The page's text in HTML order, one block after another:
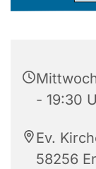
- 19:30
Ev.
58256